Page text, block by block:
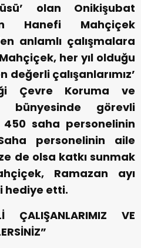
olan Onikişubat
Hanefi Mahçiçek
anlamlı çalışmalara
her yıl olduğu
değerli çalışanlarımız’
Çevre Koruma ve
bünyesinde görevli
saha personelinin
personelinin aile
de olsa katkı sunmak
Ramazan ayı
hediye etti.
ÇALIŞANLARIMIZ VE